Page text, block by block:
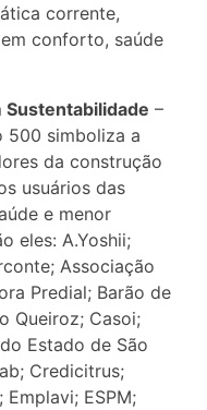
corrente,
conforto, saúde
–
500 simboliza a
da construção
usuários das
e menor
eles: A.Yoshii;
Associação
Predial; Barão de
Queiroz; Casoi;
Estado de São
Credicitrus;
Emplavi; ESPM;